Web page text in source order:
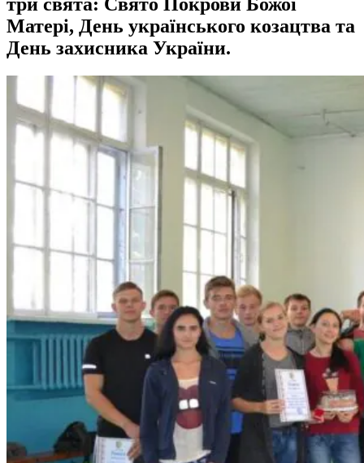
Матері, День українського козацтва та
День захисника України.